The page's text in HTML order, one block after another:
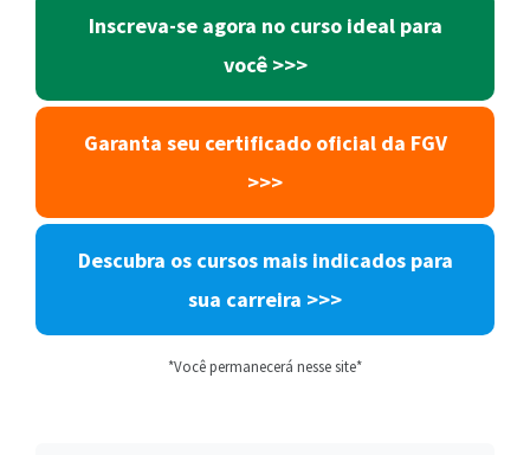
Inscreva-se agora no curso ideal para
você>>>
Garanta seu certificado oficial da FGV
>>>
Descubra os cursos mais indicados para
sua carreira >>>
*Você permanecerá nesse site*